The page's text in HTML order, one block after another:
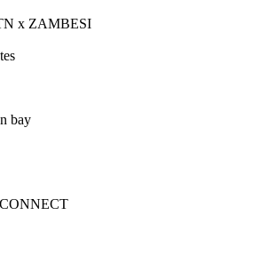
x ZAMBESI
bay
CONNECT